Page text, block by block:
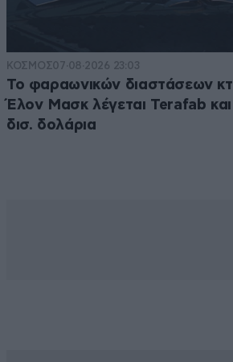
ΚΟΣΜΟΣ07·08·2026 23:03
Το φαραωνικών διαστάσεων
Έλον Μασκ λέγεται Terafab και
δισ. δολάρια